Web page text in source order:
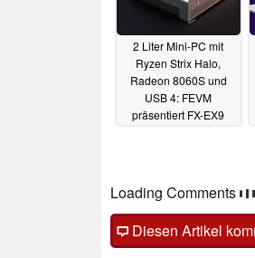
2 Liter Mini-PC mit
Ryzen Strix Halo,
Radeon 8060S und
USB 4: FEVM
präsentiert FX-EX9
Loading Comments
Diesen Artikel